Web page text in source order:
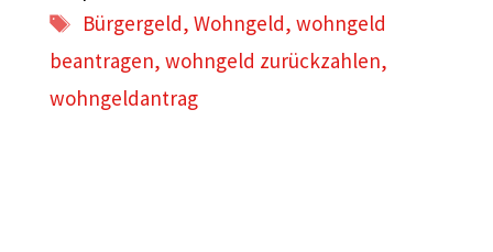
Schlagwörter
Bürgergeld,Wohngeld,wohngeld
beantragen, wohngeld zurückzahlen,
wohngeldantrag